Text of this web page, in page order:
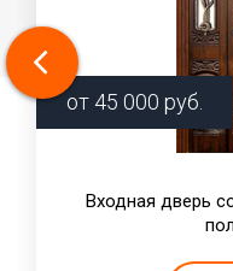
от 45 000 руб.
Входная дверь